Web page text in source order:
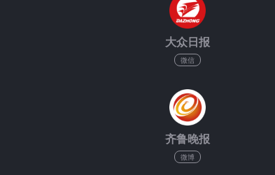
大众日报
微信
齐鲁晚报
微博